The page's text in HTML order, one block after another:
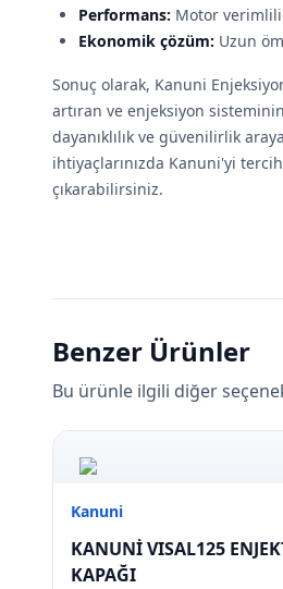
Performans: Motor
Ekonomik çözüm: Uzun
Sonuç olarak, Kanuni
artıran ve enjeksiyon
dayanıklılık ve güvenilirlik
ihtiyaçlarınızda Kanuni'yi
çıkarabilirsiniz.
Benzer Ürünler
Bu ürünle ilgili diğer
Kanuni
KANUNİ VISAL125
KAPAĞI